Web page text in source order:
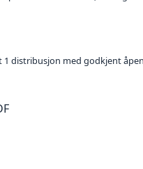
distribusjon med godkjent